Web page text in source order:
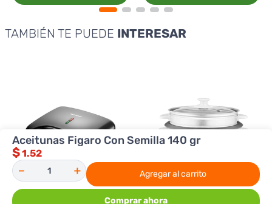
TAMBIÉN TE PUEDE INTERESAR
Aceitunas Figaro Con Semilla 140 gr
$1.52
＋
－ Agregar al carrito
Comprar ahora